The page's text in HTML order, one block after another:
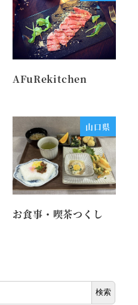
AFuRekitchen
山口県
お食事・喫茶つくし
検索